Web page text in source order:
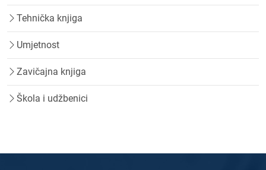
Tehnička knjiga
Umjetnost
Zavičajna knjiga
Škola i udžbenici